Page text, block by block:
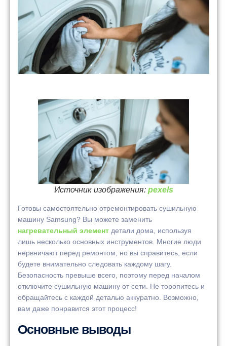
Источник изображения: pexels
Готовы самостоятельно отремонтировать сушильную
машину Samsung? Вы можете заменить
нагревательный элемент детали дома, используя
лишь несколько основных инструментов. Многие люди
нервничают перед ремонтом, но вы справитесь, если
будете внимательно следовать каждому шагу.
Безопасность превыше всего, поэтому перед началом
отключите сушильную машину от сети. Не торопитесь и
обращайтесь с каждой деталью аккуратно. Возможно,
вам даже понравится этот процесс!
Основные выводы